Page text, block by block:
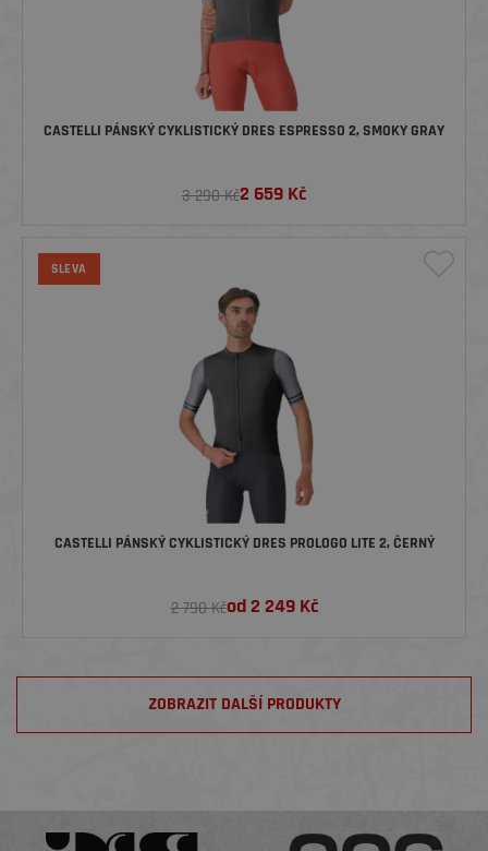
CASTELLI PÁNSKÝ CYKLISTICKÝ DRES ESPRESSO 2, SMOKY GRAY
3 290 Kč2 659 Kč
SLEVA
CASTELLI PÁNSKÝ CYKLISTICKÝ DRES PROLOGO LITE 2, ČERNÝ
2 790 Kčod 2 249Kč
ZOBRAZIT DALŠÍ PRODUKTY